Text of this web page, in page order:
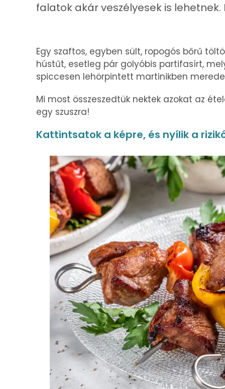
falatok akár veszélyesek is lehetnek.
Egy szaftos, egyben sült, ropogós bőrű
hústűt, esetleg pár golyóbis partifasírt,
spiccesen lehörpintett martinikben
Mi most összeszedtük nektek azokat az
egy szuszra!
Kattintsatok a képre, és nyílik a